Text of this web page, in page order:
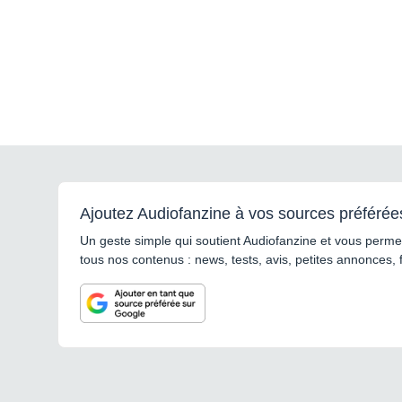
Ajoutez Audiofanzine à vos sources
Un geste simple qui soutient Audiofanzine et vous
tous nos contenus : news, tests, avis, petites annonces,